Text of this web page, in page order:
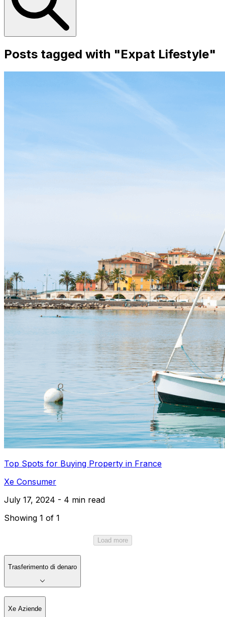
Posts tagged with "Expat Lifestyle"
Top Spots for Buying Property in France
Xe Consumer
July 17, 2024 - 4 min read
Showing 1 of 1
Load more
Trasferimento di denaro
Xe Aziende